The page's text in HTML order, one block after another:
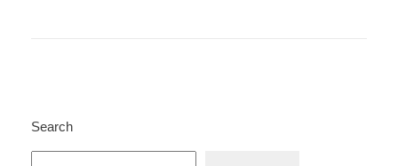
Search